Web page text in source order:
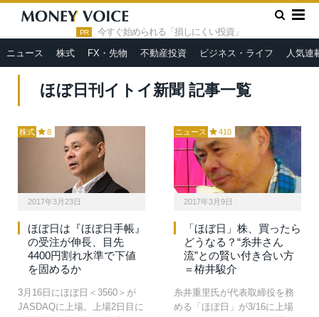
PR 今すぐ始められる「損しにくい投資」
ニュース 株式 FX・先物 不動産投資 ビジネス・ライフ 人気連
HOME » ほぼ日刊イトイ新聞
ほぼ日刊イトイ新聞 記事一覧
株式 8
2017年3月23日
ほぼ日は『ほぼ日手帳』
の受注が伸長、目先
4400円割れ水準で下値
を固めるか
3月16日にほぼ日＜3560＞が
JASDAQに上場。上場2日目に
ニュース 410
2017年3月9日
「ほぼ日」株、買ったら
どうなる？“糸井さん
流”との賢い付き合い方
＝栫井駿介
糸井重里氏が代表取締役を務
める「ほぼ日」が3/16に上場